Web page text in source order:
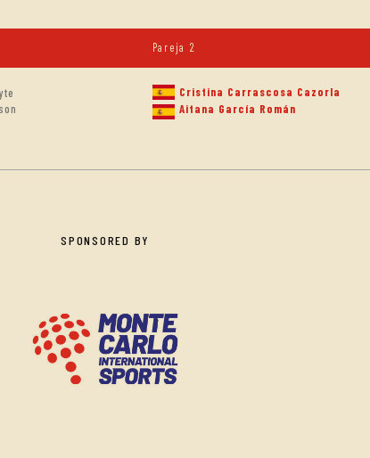
Pareja 2
Cristina Carrascosa Cazorla
Aitana García Román
SPONSORED BY